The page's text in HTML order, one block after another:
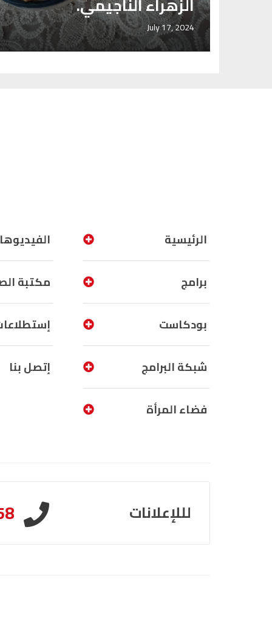
July 17, 2024
مكتبة
إتصل بنا
الرئيسية
برامج
بودكاست
شبكة البرامج
فضاء المرأة
لللإعلانات